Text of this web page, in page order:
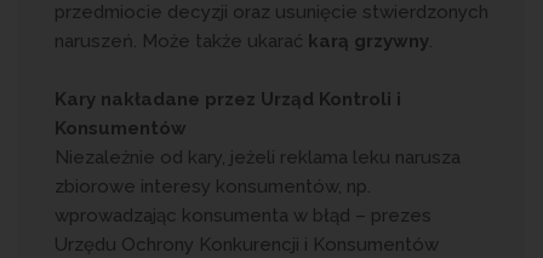
przedmiocie decyzji oraz usunięcie stwierdzonych
naruszeń. Może także ukarać karą grzywny.
Kary nakładane przez Urząd Kontroli i
Konsumentów
Niezależnie od kary, jeżeli reklama leku narusza
zbiorowe interesy konsumentów, np.
wprowadzając konsumenta w błąd – prezes
Urzędu Ochrony Konkurencji i Konsumentów